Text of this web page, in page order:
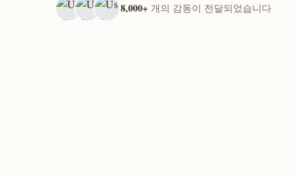
8,000+ 개의 감동이 전달되었습니다